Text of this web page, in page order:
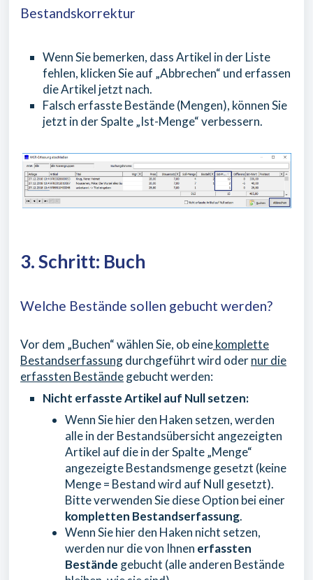
Bestandskorrektur
Wenn Sie bemerken, dass Artikel in der Liste
fehlen, klicken Sie auf „Abbrechen“ und erfassen
die Artikel jetzt nach.
Falsch erfasste Bestände (Mengen), können Sie
jetzt in der Spalte „Ist-Menge“ verbessern.
3. Schritt: Buch
Welche Bestände sollen gebucht werden?
Vor dem „Buchen“ wählen Sie, ob einekomplette
Bestandserfassungdurchgeführt wird odernur die
erfassten Beständegebucht werden:
Nicht erfasste Artikel auf Null setzen:
Wenn Sie hier den Haken setzen, werden
alle in der Bestandsübersicht angezeigten
Artikel auf die in der Spalte „Menge“
angezeigte Bestandsmenge gesetzt (keine
Menge = Bestand wird auf Null gesetzt).
Bitte verwenden Sie diese Option bei einer
kompletten Bestandserfassung.
Wenn Sie hier den Haken nicht setzen,
werden nur die von Ihnen erfassten
Bestände gebucht (alle anderen Bestände